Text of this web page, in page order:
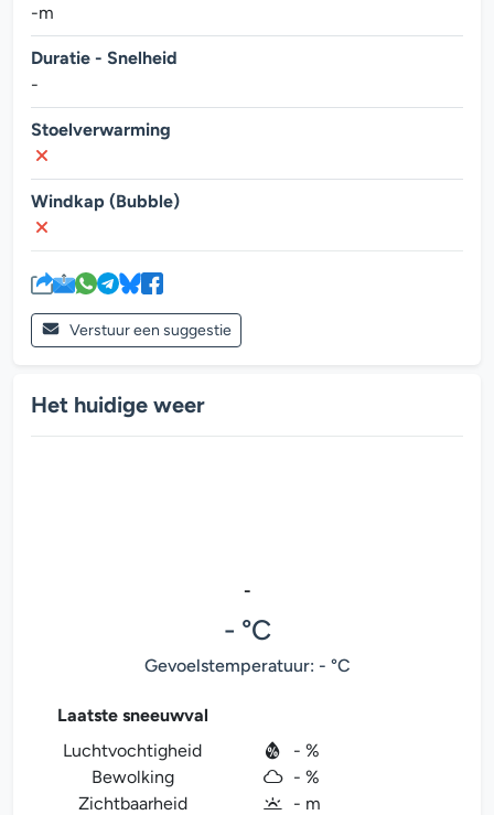
-m
Duratie - Snelheid
-
Stoelverwarming
Windkap (Bubble)
Verstuur een suggestie
Het huidige weer
-
- °C
Gevoelstemperatuur: - °C
Laatste sneeuwval
Luchtvochtigheid
- %
Bewolking
- %
Zichtbaarheid
- m